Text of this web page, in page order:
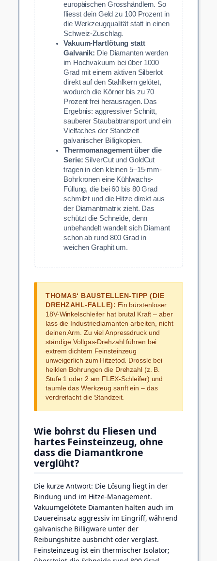
europäischen Grosshändlern. So
fliesst dein Geld zu 100 Prozent in
die Werkzeugqualität statt in einen
Schweiz-Zuschlag.
Vakuum-Hartlötung statt
Galvanik: Die Diamanten werden
im Hochvakuum bei über 1000
Grad mit einem aktiven Silberlot
direkt auf den Stahlkern gelötet,
wodurch die Körner bis zu 70
Prozent frei herausragen. Das
Ergebnis: aggressiver Schnitt,
sauberer Staubabtransport und ein
Vielfaches der Standzeit
galvanischer Billigkopien.
Thermomanagement über die
Serie: SilverCut und GoldCut
tragen in den kleinen 5–15-mm-
Bohrkronen eine Kühlwachs-
Füllung, die bei 60 bis 80 Grad
schmilzt und die Hitze direkt aus
der Diamantmatrix zieht. Das
schützt die Schneide, denn
unbehandelt wandelt sich Diamant
schon ab rund 800 Grad in
weichen Graphit um.
THOMAS‘ BAUSTELLEN-TIPP (DIE
DREHZAHL-FALLE): Ein bürstenloser
18V-Winkelschleifer hat brutal Kraft – aber
lass die Industriediamanten arbeiten, nicht
deinen Arm. Zu viel Anpressdruck und
ständige Vollgas-Drehzahl führen bei
extrem dichtem Feinsteinzeug
unweigerlich zum Hitzetod. Drossle bei
heiklen Bohrungen die Drehzahl (z. B.
Stufe 1 oder 2 am FLEX-Schleifer) und
taumle das Werkzeug sanft ein – das
verdreifacht die Standzeit.
Wie bohrst du Fliesen und
hartes Feinsteinzeug, ohne
dass die Diamantkrone
verglüht?
Die kurze Antwort: Die Lösung liegt in der
Bindung und im Hitze-Management.
Vakuumgelötete Diamanten halten auch im
Dauereinsatz aggressiv im Eingriff, während
galvanische Billigware unter der
Reibungshitze ausbricht oder verglast.
Feinsteinzeug ist ein thermischer Isolator;